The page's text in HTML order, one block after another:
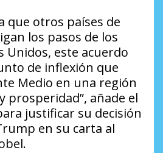
que otros países de
los pasos de los
Unidos, este acuerdo
de inflexión que
Medio en una región
prosperidad”, añade el
justificar su decisión
en su carta al